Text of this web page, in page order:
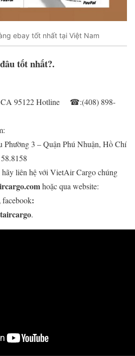
ebay tốt nhất tại Việt Nam
tốt nhất?.
CA 95122 Hotline
☎:(408) 898-
3 – Quận Phú Nhuận, Hồ Chí
liên hệ với VietAir Cargo chúng
hoặc qua website:
facebook:
.